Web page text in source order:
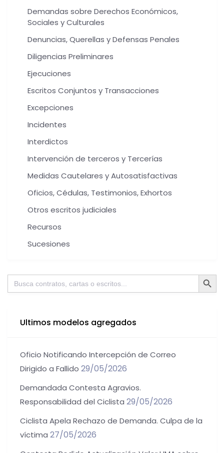
Demandas sobre Derechos Económicos,
Sociales y Culturales
Denuncias, Querellas y Defensas Penales
Diligencias Preliminares
Ejecuciones
Escritos Conjuntos y Transacciones
Excepciones
Incidentes
Interdictos
Intervención de terceros y Tercerías
Medidas Cautelares y Autosatisfactivas
Oficios, Cédulas, Testimonios, Exhortos
Otros escritos judiciales
Recursos
Sucesiones
Buscar: Botón de
Ultimos modelos agregados
Oficio Notificando Intercepción de Correo
Dirigido a Fallido 29/05/2026
Demandada Contesta Agravios.
Responsabilidad del Ciclista 29/05/2026
Ciclista Apela Rechazo de Demanda. Culpa de la
víctima 27/05/2026